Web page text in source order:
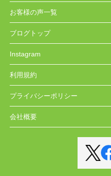
お客様の声一覧
ブログトップ
Instagram
利用規約
プライバシーポリシー
会社概要